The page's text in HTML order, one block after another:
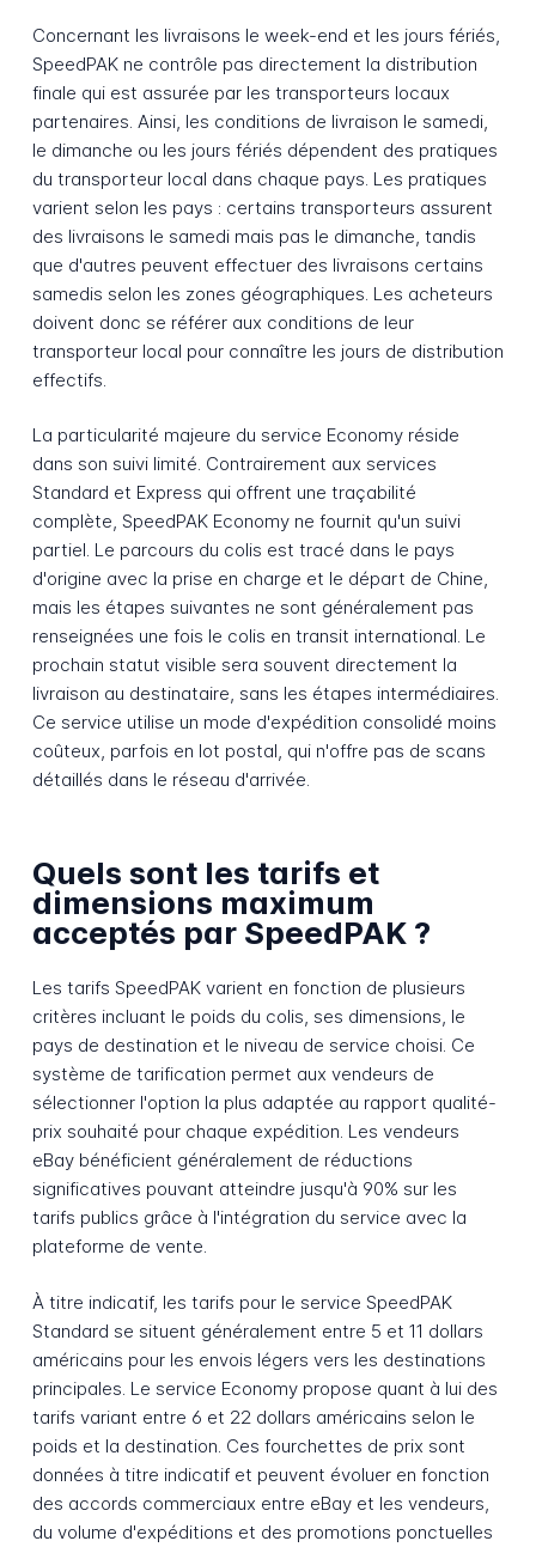
Concernant les livraisons le week-end et les jours fériés,
SpeedPAK ne contrôle pas directement la distribution
finale qui est assurée par les transporteurs locaux
partenaires. Ainsi, les conditions de livraison le samedi,
le dimanche ou les jours fériés dépendent des pratiques
du transporteur local dans chaque pays. Les pratiques
varient selon les pays : certains transporteurs assurent
des livraisons le samedi mais pas le dimanche, tandis
que d'autres peuvent effectuer des livraisons certains
samedis selon les zones géographiques. Les acheteurs
doivent donc se référer aux conditions de leur
transporteur local pour connaître les jours de distribution
effectifs.
La particularité majeure du service Economy réside
dans son suivi limité. Contrairement aux services
Standard et Express qui offrent une traçabilité
complète, SpeedPAK Economy ne fournit qu'un suivi
partiel. Le parcours du colis est tracé dans le pays
d'origine avec la prise en charge et le départ de Chine,
mais les étapes suivantes ne sont généralement pas
renseignées une fois le colis en transit international. Le
prochain statut visible sera souvent directement la
livraison au destinataire, sans les étapes intermédiaires.
Ce service utilise un mode d'expédition consolidé moins
coûteux, parfois en lot postal, qui n'offre pas de scans
détaillés dans le réseau d'arrivée.
Quels sont les tarifs et
dimensions maximum
acceptés par SpeedPAK ?
Les tarifs SpeedPAK varient en fonction de plusieurs
critères incluant le poids du colis, ses dimensions, le
pays de destination et le niveau de service choisi. Ce
système de tarification permet aux vendeurs de
sélectionner l'option la plus adaptée au rapport qualité-
prix souhaité pour chaque expédition. Les vendeurs
eBay bénéficient généralement de réductions
significatives pouvant atteindre jusqu'à 90% sur les
tarifs publics grâce à l'intégration du service avec la
plateforme de vente.
À titre indicatif, les tarifs pour le service SpeedPAK
Standard se situent généralement entre 5 et 11 dollars
américains pour les envois légers vers les destinations
principales. Le service Economy propose quant à lui des
tarifs variant entre 6 et 22 dollars américains selon le
poids et la destination. Ces fourchettes de prix sont
données à titre indicatif et peuvent évoluer en fonction
des accords commerciaux entre eBay et les vendeurs,
du volume d'expéditions et des promotions ponctuelles